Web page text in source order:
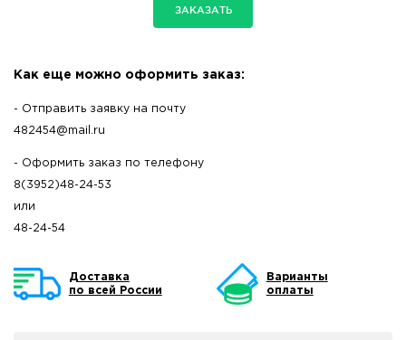
ЗАКАЗАТЬ
Как еще можно оформить заказ:
- Отправить заявку на почту
482454@mail.ru
- Оформить заказ по телефону
8(3952)48-24-53
или
48-24-54
Доставка
по всей России
Варианты
оплаты